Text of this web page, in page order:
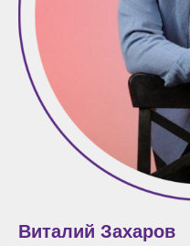
Виталий Захаров